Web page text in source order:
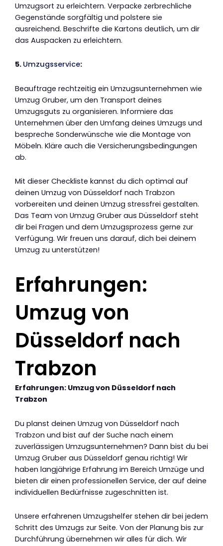
Umzugsort zu erleichtern. Verpacke zerbrechliche
Gegenstände sorgfältig und polstere sie
ausreichend. Beschrifte die Kartons deutlich, um dir
das Auspacken zu erleichtern.
5. Umzugsservice:
Beauftrage rechtzeitig ein Umzugsunternehmen wie
Umzug Gruber, um den Transport deines
Umzugsguts zu organisieren. Informiere das
Unternehmen über den Umfang deines Umzugs und
bespreche Sonderwünsche wie die Montage von
Möbeln. Kläre auch die Versicherungsbedingungen
ab.
Mit dieser Checkliste kannst du dich optimal auf
deinen Umzug von Düsseldorf nach Trabzon
vorbereiten und deinen Umzug stressfrei gestalten.
Das Team von Umzug Gruber aus Düsseldorf steht
dir bei Fragen und dem Umzugsprozess gerne zur
Verfügung. Wir freuen uns darauf, dich bei deinem
Umzug zu unterstützen!
Erfahrungen:
Umzug von
Düsseldorf nach
Trabzon
Erfahrungen: Umzug von Düsseldorf nach
Trabzon
Du planst deinen Umzug von Düsseldorf nach
Trabzon und bist auf der Suche nach einem
zuverlässigen Umzugsunternehmen? Dann bist du bei
Umzug Gruber aus Düsseldorf genau richtig! Wir
haben langjährige Erfahrung im Bereich Umzüge und
bieten dir einen professionellen Service, der auf deine
individuellen Bedürfnisse zugeschnitten ist.
Unsere erfahrenen Umzugshelfer stehen dir bei jedem
Schritt des Umzugs zur Seite. Von der Planung bis zur
Durchführung übernehmen wir alles für dich. Wir